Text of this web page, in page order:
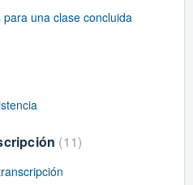
una clase concluida
11